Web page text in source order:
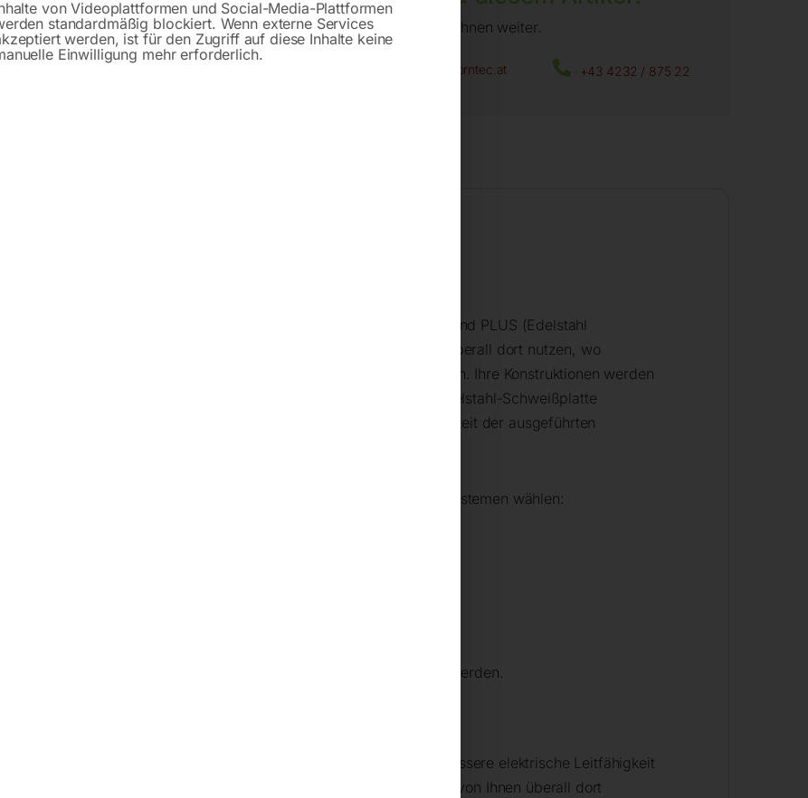
Gerne helfen wir Ihnen weiter.
office@horntec.at +43 4232 / 875 22
– Serie PRO
und PLUS (Edelstahl
Plattformabmessungen zur Auswahl. Sie können sie überall dort nutzen, wo
nutzen ihn zum manuellen oder automatischen Schweißen nutzen. Ihre Konstruktionen werden
ausgeführt! Der günstige und stabile Schweißtisch mit Edelstahl-Schweißplatte
Arbeit unter Einhaltung der Präzision sowie die Wiederholbarkeit der ausgeführten
mit Füßen oder wahlweise mit Rädern ausgeführt werden.
aus den nachfolgenden Bohrungssystemen wählen:
ausgestattet und kann spielend an eine andere Position bewegt werden.
in Edelstahl
sind aus rostfreiem Stahl der Güte 1.4301 gefertigt, der eine bessere elektrische Leitfähigkeit
– elektrischer Widerstand bei 20°C = 0,73 (Ω mm²)/m. Sie können von Ihnen überall dort
von Videoplattformen und Social-Media-Plattformen
standardmäßig blockiert. Wenn externe Services
werden, ist für den Zugriff auf diese Inhalte keine
Einwilligung mehr erforderlich.